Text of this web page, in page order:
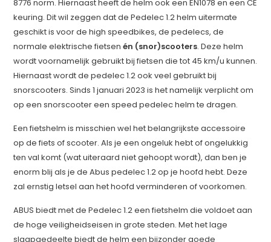
8776 norm. Hiernaast heeft de helm ook een EN1078 en een CE
keuring. Dit wil zeggen dat de Pedelec 1.2 helm uitermate
geschikt is voor de high speedbikes, de pedelecs, de
normale elektrische fietsenén (snor)scooters. Deze helm
wordt voornamelijk gebruikt bij fietsen die tot 45 km/u kunnen.
Hiernaast wordt de pedelec 1.2 ook veel gebruikt bij
snorscooters. Sinds 1 januari 2023 is het namelijk verplicht om
op een snorscooter een speed pedelec helm te dragen.
Een fietshelm is misschien wel het belangrijkste accessoire
op de fiets of scooter. Als je een ongeluk hebt of ongelukkig
ten val komt (wat uiteraard niet gehoopt wordt), dan ben je
enorm blij als je de Abus pedelec 1.2 op je hoofd hebt. Deze
zal ernstig letsel aan het hoofd verminderen of voorkomen.
ABUS biedt met de Pedelec 1.2 een fietshelm die voldoet aan
de hoge veiligheidseisen in grote steden. Met het lage
slaapgedeelte biedt de helm een bijzonder goede